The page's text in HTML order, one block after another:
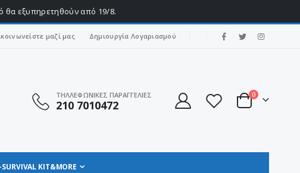
θα εξυπηρετηθούν από 19/8.
μαζί μας Δημιουργία Λογαριασμού
ΤΗΛΛΕΦΩΝΙΚΕΣ ΠΑΡΑΓΓΕΛΙΕΣ
210 7010472 Cart
0στοιχεία
KIT&MORE